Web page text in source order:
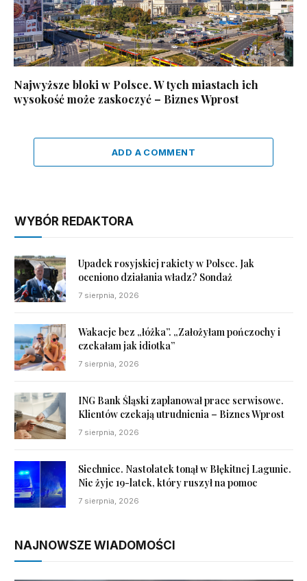
Najwyższe bloki w Polsce. W tych miastach ich
wysokość może zaskoczyć – Biznes Wprost
ADD A COMMENT
WYBÓR REDAKTORA
Upadek rosyjskiej rakiety w Polsce. Jak
oceniono działania władz? Sondaż
7 sierpnia, 2026
Wakacje bez „łóżka”. „Założyłam pończochy i
czekałam jak idiotka”
7 sierpnia, 2026
ING Bank Śląski zaplanował prace serwisowe.
Klientów czekają utrudnienia – Biznes Wprost
7 sierpnia, 2026
Siechnice. Nastolatek tonął w Błękitnej Lagunie.
Nie żyje 19-latek, który ruszył na pomoc
7 sierpnia, 2026
NAJNOWSZE WIADOMOŚCI